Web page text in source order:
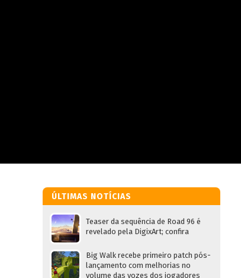
ÚLTIMAS NOTÍCIAS
Teaser da sequência de Road 96 é
revelado pela DigixArt; confira
Big Walk recebe primeiro patch pós-
lançamento com melhorias no
volume das vozes dos jogadores